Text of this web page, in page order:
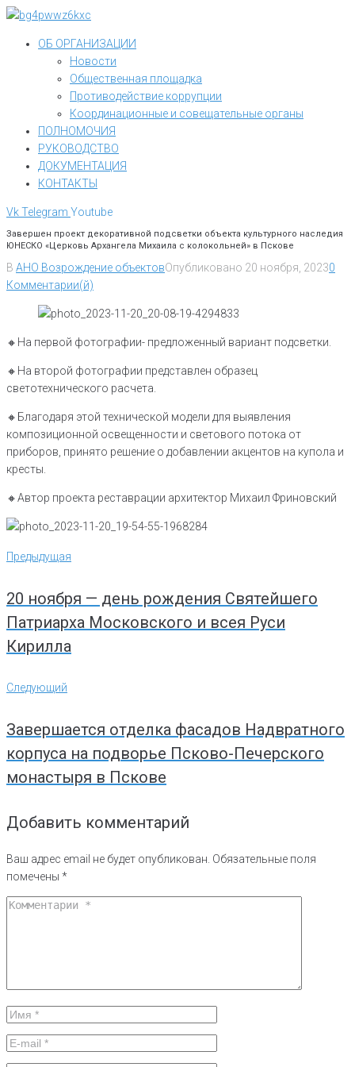
Перейти
контентуОБ ОРГАНИЗАЦИИ
Новости
Общественная площадка
Противодействие коррупции
Координационные и совещательные органы
ПОЛНОМОЧИЯ
РУКОВОДСТВО
ДОКУМЕНТАЦИЯ
КОНТАКТЫ
VkTelegram Youtube
Завершен проект декоративной подсветки объекта культурного наследия
ЮНЕСКО «Церковь Архангела Михаила с колокольней» в Пскове
В АНО Возрождение объектовОпубликовано 20 ноября, 20230
Комментарии(й)
🔸️На первой фотографии- предложенный вариант подсветки.
🔸️На второй фотографии представлен образец
светотехнического расчета.
🔸️Благодаря этой технической модели для выявления
композиционной освещенности и светового потока от
приборов, принято решение о добавлении акцентов на купола и
кресты.
🔸️Автор проекта реставрации архитектор Михаил Фриновский
Навигация
по
Предыдущая
Предыдущая
20 ноября — день рождения Святейшего
Патриарха Московского и всея Руси
Кирилла
Следующий
Следующий
Завершается отделка фасадов Надвратного
корпуса на подворье Псково-Печерского
монастыря в Пскове
Добавить комментарий
Ваш адрес email не будет опубликован. Обязательные поля
помечены *